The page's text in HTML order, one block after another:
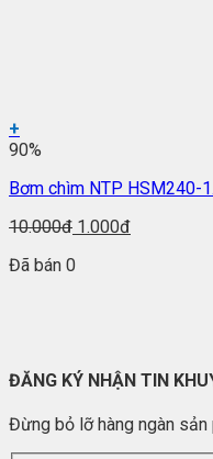
+
90%
Bơm chìm NTP HSM240-
10.000đ 1.000đ
Đã bán 0
ĐĂNG KÝ NHẬN TIN
Đừng bỏ lỡ hàng ngàn